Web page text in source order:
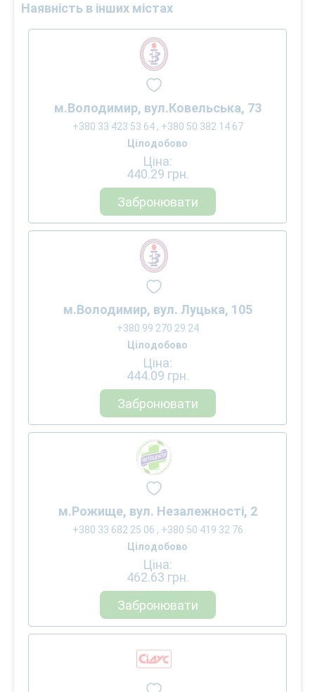
Наявність в інших містах
м.Володимир, вул.Ковельська, 73
+380 33 423 53 64 , +380 50 382 14 67
Цілодобово
Ціна:
440.29 грн.
Забронювати
м.Володимир, вул. Луцька, 105
+380 99 270 29 24
Цілодобово
Ціна:
444.09 грн.
Забронювати
м.Рожище, вул. Незалежності, 2
+380 33 682 25 06 , +380 50 419 32 76
Цілодобово
Ціна:
462.63 грн.
Забронювати